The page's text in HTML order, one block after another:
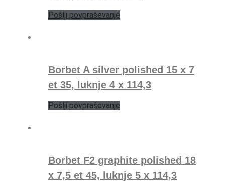
Pošlji povpraševanje
Borbet A silver polished 15 x 7
et 35, luknje 4 x 114,3
Pošlji povpraševanje
Borbet F2 graphite polished 18
x 7,5 et 45, luknje 5 x 114,3